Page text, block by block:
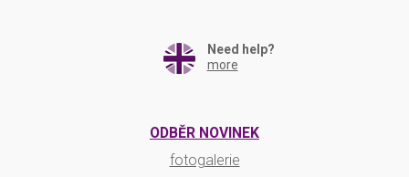
Need help?
more
ODBĚR NOVINEK
fotogalerie